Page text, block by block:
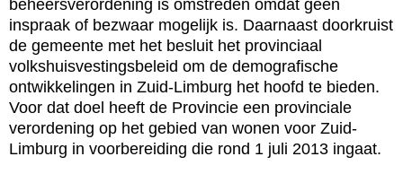
beheersverordening is omstreden omdat geen
inspraak of bezwaar mogelijk is. Daarnaast doorkruist
de gemeente met het besluit het provinciaal
volkshuisvestingsbeleid om de demografische
ontwikkelingen in Zuid-Limburg het hoofd te bieden.
Voor dat doel heeft de Provincie een provinciale
verordening op het gebied van wonen voor Zuid-
Limburg in voorbereiding die rond 1 juli 2013 ingaat.